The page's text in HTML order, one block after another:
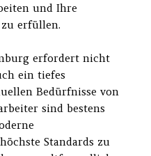
und Ihre
erfüllen.
erfordert nicht
ein tiefes
Bedürfnisse von
sind bestens
Standards zu